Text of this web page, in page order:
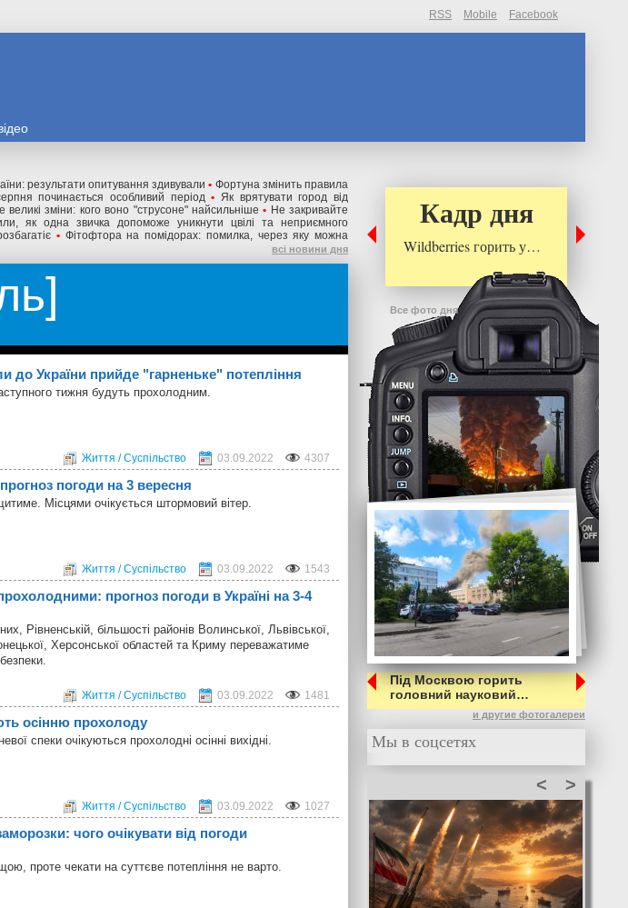
RSS Mobile Facebook
результати опитування здивували • Фортуна змінить правила
починається особливий період • Як врятувати город від
зміни: кого воно "струсоне" найсильніше • Не закривайте
як одна звичка допоможе уникнути цвілі та неприємного
• Фітофтора на помідорах: помилка, через яку можна
всі новини дня
до України прийде "гарненьке" потепління
тижня будуть прохолодним.
Життя / Суспільство 03.09.2022 4307
погоди на 3 вересня
Місцями очікується штормовий вітер.
Життя / Суспільство 03.09.2022 1543
прогноз погоди в Україні на 3-4
Рівненській, більшості районів Волинської, Львівської,
Херсонської областей та Криму переважатиме
Життя / Суспільство 03.09.2022 1481
осінню прохолоду
спеки очікуються прохолодні осінні вихідні.
Життя / Суспільство 03.09.2022 1027
чого очікувати від погоди
проте чекати на суттєве потепління не варто.
Кадр дня
Wildberries горить у…
Все фото дня
Під Москвою горить
головний науковий…
и другие фотогалереи
Мы в соцсетях
>
<